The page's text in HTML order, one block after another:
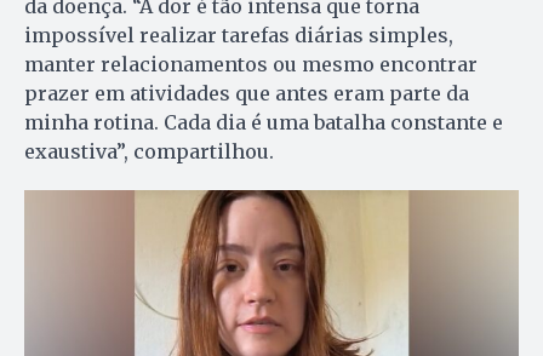
da doença. “A dor é tão intensa que torna
impossível realizar tarefas diárias simples,
manter relacionamentos ou mesmo encontrar
prazer em atividades que antes eram parte da
minha rotina. Cada dia é uma batalha constante e
exaustiva”, compartilhou.